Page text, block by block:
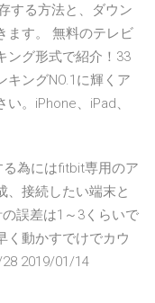
する方法と、ダウン
ます。 無料のテレビ
ング形式で紹介！33
ングNO.1に輝くア
。iPhone、iPad、
為にはfitbit専用のア
、接続したい端末と
誤差は1～3くらいで
く動かすでけでカウ
2019/01/14